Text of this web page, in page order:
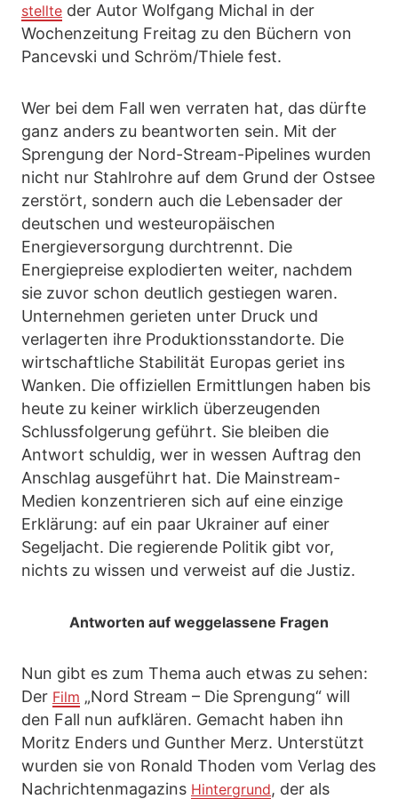
stellte der Autor Wolfgang Michal in der
Wochenzeitung Freitag zu den Büchern von
Pancevski und Schröm/Thiele fest.
Wer bei dem Fall wen verraten hat, das dürfte
ganz anders zu beantworten sein. Mit der
Sprengung der Nord-Stream-Pipelines wurden
nicht nur Stahlrohre auf dem Grund der Ostsee
zerstört, sondern auch die Lebensader der
deutschen und westeuropäischen
Energieversorgung durchtrennt. Die
Energiepreise explodierten weiter, nachdem
sie zuvor schon deutlich gestiegen waren.
Unternehmen gerieten unter Druck und
verlagerten ihre Produktionsstandorte. Die
wirtschaftliche Stabilität Europas geriet ins
Wanken. Die offiziellen Ermittlungen haben bis
heute zu keiner wirklich überzeugenden
Schlussfolgerung geführt. Sie bleiben die
Antwort schuldig, wer in wessen Auftrag den
Anschlag ausgeführt hat. Die Mainstream-
Medien konzentrieren sich auf eine einzige
Erklärung: auf ein paar Ukrainer auf einer
Segeljacht. Die regierende Politik gibt vor,
nichts zu wissen und verweist auf die Justiz.
Antworten auf weggelassene Fragen
Nun gibt es zum Thema auch etwas zu sehen:
Der Film „Nord Stream – Die Sprengung“ will
den Fall nun aufklären. Gemacht haben ihn
Moritz Enders und Gunther Merz. Unterstützt
wurden sie von Ronald Thoden vom Verlag des
Nachrichtenmagazins Hintergrund, der als